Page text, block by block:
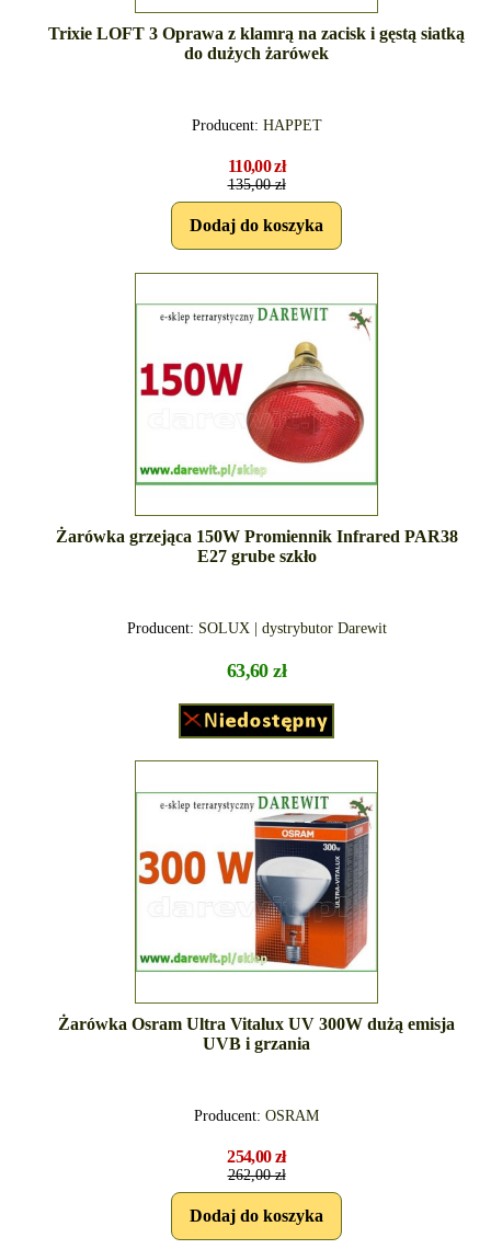
Trixie LOFT 3 Oprawa z klamrą na zacisk i gęstą siatką
do dużych żarówek
Producent: HAPPET
110,00 zł
135,00 zł
Żarówka grzejąca 150W Promiennik Infrared PAR38
E27 grube szkło
Producent: SOLUX | dystrybutor Darewit
63,60 zł
Żarówka Osram Ultra Vitalux UV 300W dużą emisja
UVB i grzania
Producent: OSRAM
254,00 zł
262,00 zł